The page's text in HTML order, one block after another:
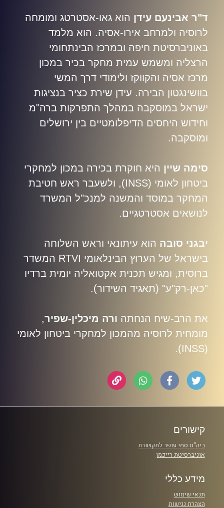
ד"ר אבינעם עידן הוא גאו-אסטרטג ומומחה
לרוסיה ולמרחב אירו-אסיה. הוא מלמד
באוניברסיטת חיפה ובמרכז הבינתחומי
הרצליה ומשמש עמית מחקר בכיר במכון
מרכז אסיה והקווקז ולימודי דרך המשי
בוושינגטון הבירה. עידן שירת כציר בנציגות
ישראל במוסקבה במהלך התפרקות ברה"מ
וחידוש היחסים הדיפלומטיים בין ירושלים
ומוסקבה.
סימה שיין היא חוקרת בכירה במכון למחקרי
ביטחון לאומי (INSS),
ולשעבר ראש חטיבת
המחקר במוסד והמשנה למנכ"ל המשרד
לנושאים אסטרטגיים.
יבגני סובה הוא עיתונאי וראש השלוחה
בישראל של הערוץ הבינלאומי RTVI המשדר
ברוסית, ומגיש תכנית אקטואליה יומית ברדיו
"כאן-רק"ע" (תאגיד השידור).
את הרב-שיח הנחתה ורה מיכלין-שפיר,
מומחית לרוסיה מהמכון למחקרי ביטחון לאומי
(INSS).
קישורים
ביה"ס סמי עופר לתקשורת
אוניברסיטת רייכמן
מידע כללי
תנאי שימוש
הצהרת נגישות